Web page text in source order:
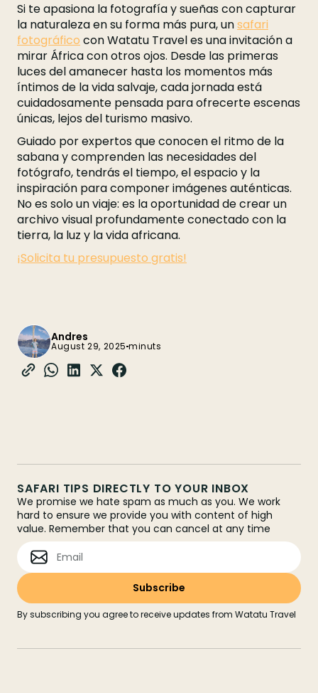
Si te apasiona la fotografía y sueñas con capturar
la naturaleza en su forma más pura, unsafari
fotográfico con Watatu Travel es una invitación a
mirar África con otros ojos. Desde las primeras
luces del amanecer hasta los momentos más
íntimos de la vida salvaje, cada jornada está
cuidadosamente pensada para ofrecerte escenas
únicas, lejos del turismo masivo.
Guiado por expertos que conocen el ritmo de la
sabana y comprenden las necesidades del
fotógrafo, tendrás el tiempo, el espacio y la
inspiración para componer imágenes auténticas.
No es solo un viaje: es la oportunidad de crear un
archivo visual profundamente conectado con la
tierra, la luz y la vida africana.
¡Solicita tu presupuesto gratis!
Andres
August 29, 2025 minuts
SAFARI TIPS DIRECTLY TO YOUR INBOX
We promise we hate spam as much as you. We work
hard to ensure we provide you with content of high
value. Remember that you can cancel at any time
By subscribing you agree to receive updates from Watatu Travel